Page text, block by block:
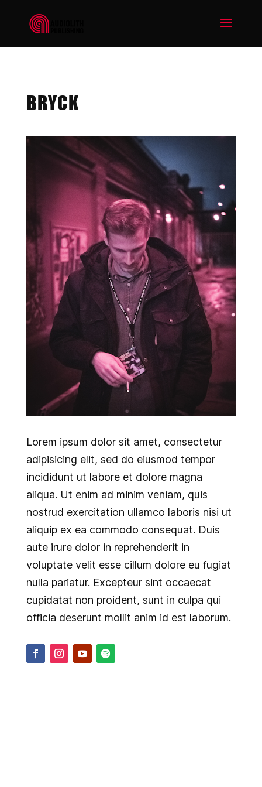
BRYCK
Lorem ipsum dolor sit amet, consectetur
adipisicing elit, sed do eiusmod tempor
incididunt ut labore et dolore magna
aliqua. Ut enim ad minim veniam, quis
nostrud exercitation ullamco laboris nisi ut
aliquip ex ea commodo consequat. Duis
aute irure dolor in reprehenderit in
voluptate velit esse cillum dolore eu fugiat
nulla pariatur. Excepteur sint occaecat
cupidatat non proident, sunt in culpa qui
officia deserunt mollit anim id est laborum.